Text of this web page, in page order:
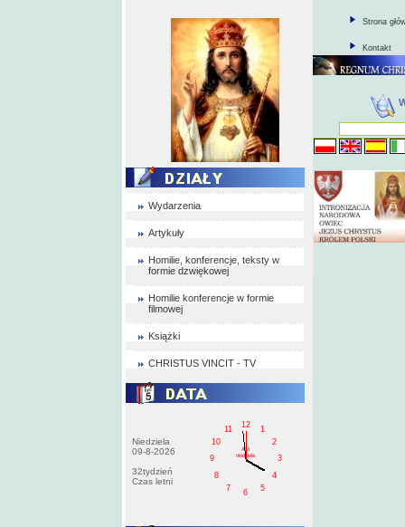
Wydarzenia
Artykuły
Homilie, konferencje, teksty w
formie dzwiękowej
Homilie konferencje w formie
filmowej
Książki
CHRISTUS VINCIT - TV
Niedziela
09-8-2026
32tydzień
Czas letni
1
2
3
4
5
6
7
8
9
10
11
12
AM
niedziela
Strona
Kontakt